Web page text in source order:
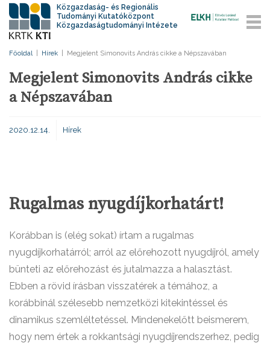
Közgazdaság- és Regionális
Tudományi Kutatóközpont
Közgazdaságtudományi Intézete
Főoldal Hírek Megjelent Simonovits András cikke a Népszavában
Megjelent Simonovits András cikke
a Népszavában
2020.12.14. Hírek
Rugalmas nyugdíjkorhatárt!
Korábban is (elég sokat) írtam a rugalmas
nyugdíjkorhatárról; arról az előrehozott nyugdíjról, amely
bünteti az előrehozást és jutalmazza a halasztást.
Ebben a rövid írásban visszatérek a témához, a
korábbinál szélesebb nemzetközi kitekintéssel és
dinamikus szemléltetéssel. Mindenekelőtt beismerem,
hogy nem értek a rokkantsági nyugdíjrendszerhez, pedig